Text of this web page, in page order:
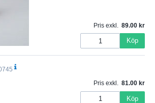
Pris exkl. 89.00
Köp
Pris exkl. 81.00
Köp